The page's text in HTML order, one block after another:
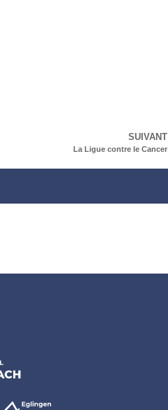
SUIVANT
La Ligue contre le Cancer